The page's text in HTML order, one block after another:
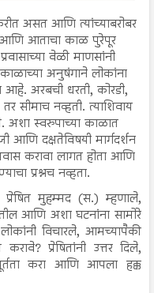
असत आणि त्यांच्याबरोबर
आताचा काळ पुरेपूर
वेळी माणसांनी
अनुषंगाने लोकांना
आहे. अरबची धरती, कोरडी,
सीमाच नव्हती. त्याशिवाय
अशा स्वरुपाच्या काळात
आणि दक्षतेविषयी मार्गदर्शन
करावा लागत होता आणि
प्रश्नच नव्हता.
मुहम्मद (स.) म्हणाले,
आणि अशा घटनांना सामोरे
विचारले, आमच्यापैकी
प्रेषितांनी उत्तर दिले,
करा आणि आपला हक्क